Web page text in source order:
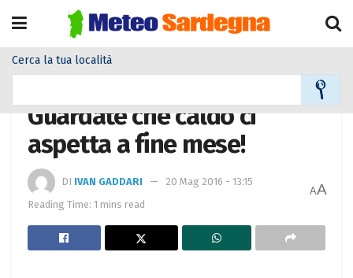
Cerca la tua località
Guardate che caldo ci
aspetta a fine mese!
DI IVAN GADDARI
20 Mag 2016 - 13:15
Reading Time: 1 mins read
AA